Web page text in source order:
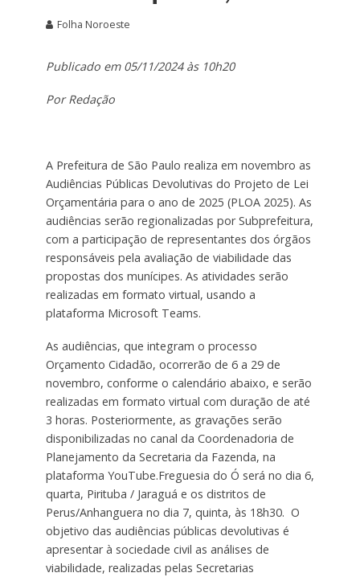
Folha Noroeste
Publicado em 05/11/2024 às 10h20
Por Redação
A Prefeitura de São Paulo realiza em novembro as
Audiências Públicas Devolutivas do Projeto de Lei
Orçamentária para o ano de 2025 (PLOA 2025). As
audiências serão regionalizadas por Subprefeitura,
com a participação de representantes dos órgãos
responsáveis pela avaliação de viabilidade das
propostas dos munícipes. As atividades serão
realizadas em formato virtual, usando a
plataforma Microsoft Teams.
As audiências, que integram o processo
Orçamento Cidadão, ocorrerão de 6 a 29 de
novembro, conforme o calendário abaixo, e serão
realizadas em formato virtual com duração de até
3 horas. Posteriormente, as gravações serão
disponibilizadas no canal da Coordenadoria de
Planejamento da Secretaria da Fazenda, na
plataforma YouTube.Freguesia do Ó será no dia 6,
quarta, Pirituba / Jaraguá e os distritos de
Perus/Anhanguera no dia 7, quinta, às 18h30. O
objetivo das audiências públicas devolutivas é
apresentar à sociedade civil as análises de
viabilidade, realizadas pelas Secretarias